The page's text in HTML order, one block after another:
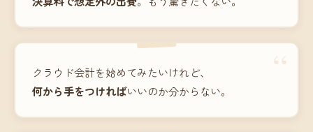
“
クラウド会計を始めてみたいけれど、
何から手をつければいいのか分からない。